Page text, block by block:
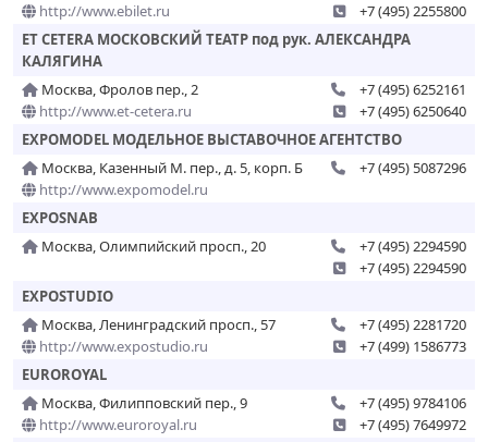
http://www.ebilet.ru
+7 (495) 2255800
ET CETERA МОСКОВСКИЙ ТЕАТР под рук. АЛЕКСАНДРА
КАЛЯГИНА
Москва, Фролов пер., 2
http://www.et-cetera.ru
+7 (495) 6252161
+7 (495) 6250640
EXPOMODEL МОДЕЛЬНОЕ ВЫСТАВОЧНОЕ АГЕНТСТВО
Москва, Казенный М. пер., д. 5, корп. Б
http://www.expomodel.ru
+7 (495) 5087296
EXPOSNAB
Москва, Олимпийский просп., 20
+7 (495) 2294590
+7 (495) 2294590
EXPOSTUDIO
Москва, Ленинградский просп., 57
http://www.expostudio.ru
+7 (495) 2281720
+7 (499) 1586773
EUROROYAL
Москва, Филипповский пер., 9
http://www.euroroyal.ru
+7 (495) 9784106
+7 (495) 7649972